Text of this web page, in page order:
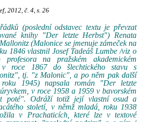
2012, č. 4, s. 26
(poslední odstavec textu je převzat
knihy "Der letzte Herbst") Renata
(Malonice se jmenuje zámeček na
1846 vlastnil Josef Tadeáš Lumbe /viz o
na pražském akademickém
v roce 1867 do šlechtického stavu s
tj. "z Malonic", a po něm pak další
1945) napsala román "Der letzte
v roce 1958 a 1959 v bavorském
poté". Odráží totiž její vlastní osud a
století, v němž mladá, roku 1938
v Prachaticích, které lze v textové